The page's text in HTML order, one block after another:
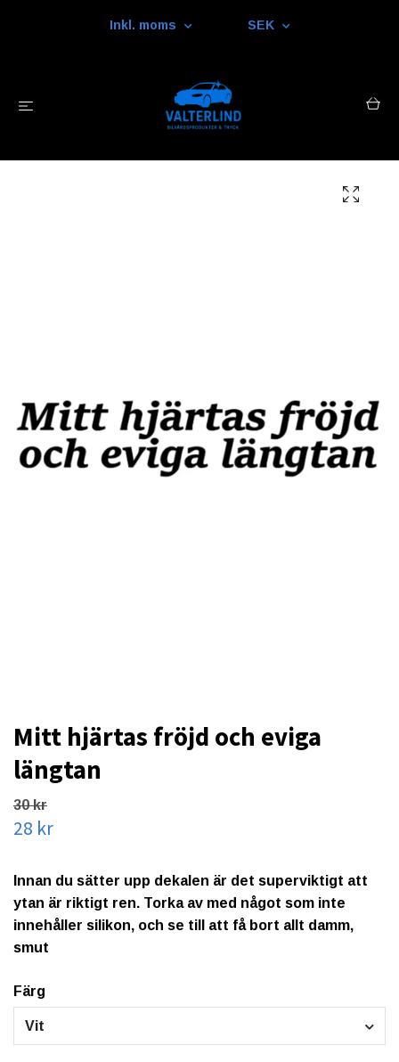
Inkl. moms SEK
Mitt hjärtas fröjd och eviga
längtan
30 kr
28 kr
Innan du sätter upp dekalen är det superviktigt att
ytan är riktigt ren. Torka av med något som inte
innehåller silikon, och se till att få bort allt damm,
smut
Färg
Vit